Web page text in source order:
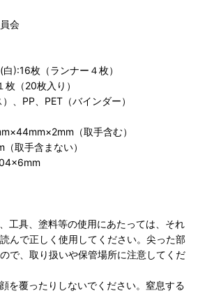
会
):16枚（ランナー４枚）
枚（20枚入り）
、PP、PET（バインダー）
（取手含む）
取手含まない）
工具、塗料等の使用にあたっては、それ
んで正しく使用してください。尖った部
で、取り扱いや保管場所に注意してくだ
を覆ったりしないでください。窒息する